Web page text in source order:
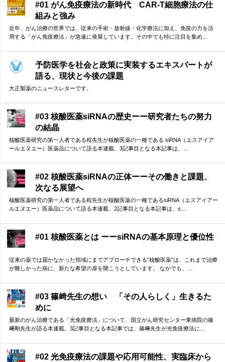
#01 がん免疫療法の新時代 CAR-T細胞療法の仕
組みと強み
近年、がん治療の世界では、従来の手術・放射線・化学療法に加え、免疫の力を活
用する「がん免疫療法」が急速に発展しています。その中でも特に注目を集め…
予防医学を社会と政策に実装するエキスパートが
語る、現状と今後の課題
大正製薬のニュースレターです。
#03 核酸医薬siRNAの歴史ーー研究者たちの努力
の結晶
核酸医薬研究の第一人者である程先生が核酸医薬の一種である siRNA（エスアイア
ールエヌエー）医薬品について語る本連載、3記事目となる本記事は、…
#02 核酸医薬siRNAの正体ーーその働きと課題、
次なる展望へ
核酸医薬研究の第一人者である程先生が核酸医薬の一種であるsiRNA（エスアイアー
ルエヌエー）医薬品について語る本連載、2記事目となる本記事は、s…
#01 核酸医薬とは ーーsiRNAの基本原理と優位性
従来の薬では届かなかった領域にまでアプローチできる“核酸医薬”は、これまで治療
が難しかった病に、新たな希望の扉を開こうとしています。 なかでも、…
#03 篠﨑先生の想い 「その人らしく」生きるた
めに
最新のがん治療である「光免疫療法」について、国立がん研究センター東病院の篠
﨑剛先生が語る本連載。3記事目となる本記事では、篠﨑先生が光免疫療法に…
#02 光免疫療法の課題や応用可能性、実臨床から